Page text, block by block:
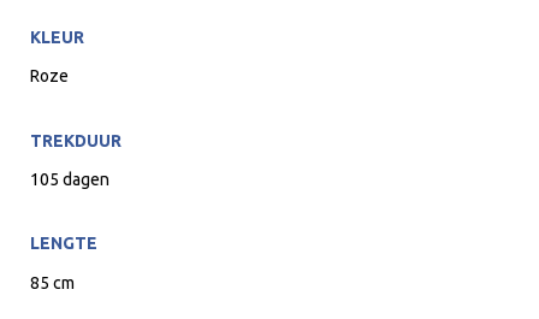
KLEUR
Roze
TREKDUUR
105 dagen
LENGTE
85 cm